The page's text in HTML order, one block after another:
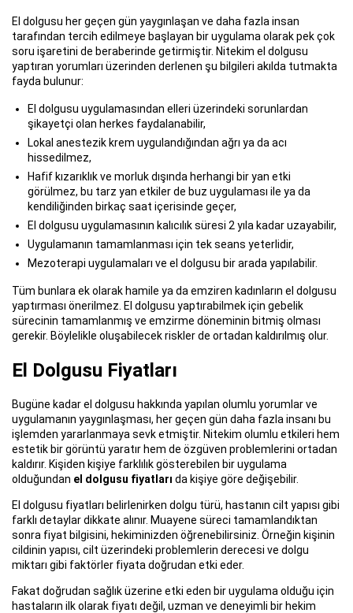
El dolgusu her geçen gün yaygınlaşan ve daha fazla insan
tarafından tercih edilmeye başlayan bir uygulama olarak pek çok
soru işaretini de beraberinde getirmiştir. Nitekim el dolgusu
yaptıran yorumları üzerinden derlenen şu bilgileri akılda tutmakta
fayda bulunur:
El dolgusu uygulamasından elleri üzerindeki sorunlardan
şikayetçi olan herkes faydalanabilir,
Lokal anestezik krem uygulandığından ağrı ya da acı
hissedilmez,
Hafif kızarıklık ve morluk dışında herhangi bir yan etki
görülmez, bu tarz yan etkiler de buz uygulaması ile ya da
kendiliğinden birkaç saat içerisinde geçer,
El dolgusu uygulamasının kalıcılık süresi 2 yıla kadar uzayabilir,
Uygulamanın tamamlanması için tek seans yeterlidir,
Mezoterapi uygulamaları ve el dolgusu bir arada yapılabilir.
Tüm bunlara ek olarak hamile ya da emziren kadınların el dolgusu
yaptırması önerilmez. El dolgusu yaptırabilmek için gebelik
sürecinin tamamlanmış ve emzirme döneminin bitmiş olması
gerekir. Böylelikle oluşabilecek riskler de ortadan kaldırılmış olur.
El Dolgusu Fiyatları
Bugüne kadar el dolgusu hakkında yapılan olumlu yorumlar ve
uygulamanın yaygınlaşması, her geçen gün daha fazla insanı bu
işlemden yararlanmaya sevk etmiştir. Nitekim olumlu etkileri hem
estetik bir görüntü yaratır hem de özgüven problemlerini ortadan
kaldırır. Kişiden kişiye farklılık gösterebilen bir uygulama
olduğundan el dolgusu fiyatları da kişiye göre değişebilir.
El dolgusu fiyatları belirlenirken dolgu türü, hastanın cilt yapısı gibi
farklı detaylar dikkate alınır. Muayene süreci tamamlandıktan
sonra fiyat bilgisini, hekiminizden öğrenebilirsiniz. Örneğin kişinin
cildinin yapısı, cilt üzerindeki problemlerin derecesi ve dolgu
miktarı gibi faktörler fiyata doğrudan etki eder.
Fakat doğrudan sağlık üzerine etki eden bir uygulama olduğu için
hastaların ilk olarak fiyatı değil, uzman ve deneyimli bir hekim